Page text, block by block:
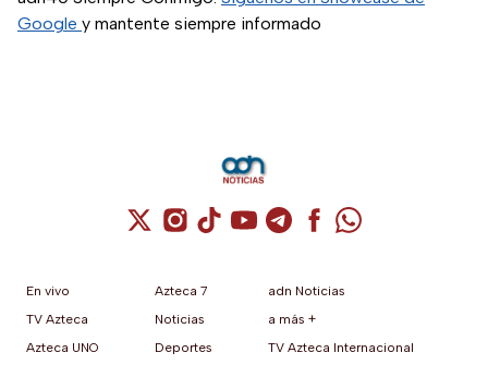
Google y mantente siempre informado
Cuenta de X / Twitter (se abre en una
Cuenta de Instagram (se abre en una
Cuenta de TikTok (se abre en
Cuenta de YouTube (se abre
Cuenta de Telegram (se
Cuenta de
Cuenta de
En vivo
TV Azteca
Azteca UNO
Azteca 7
Noticias
Deportes
adn Noticias
a más +
TV Azteca Internacional